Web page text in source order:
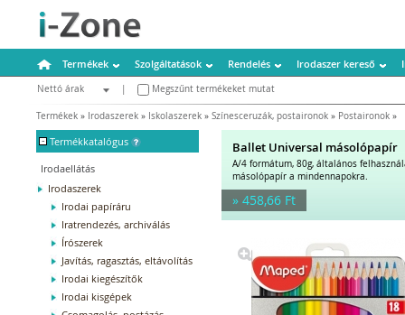
Termékek Szolgáltatások Rendelés Irodaszer kereső
Nettó árak
Megszűnt termékeket mutat
Termékek » Irodaszerek » Iskolaszerek » Színesceruzák, postaironok » Postaironok »
- Termékkatalógus
Irodaellátás
Irodaszerek
Irodai papíráru
Iratrendezés, archiválás
Írószerek
Javítás, ragasztás, eltávolítás
Irodai kiegészítők
Irodai kisgépek
Ballet Universal másolópapír
A/4 formátum, 80g, általános
másolópapír a mindennapokra.
» 458,66 Ft